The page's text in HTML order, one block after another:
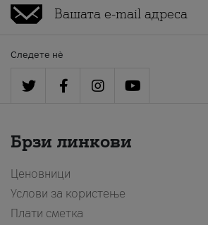
Следете нè
Брзи линкови
Ценовници
Услови за користење
Плати сметка